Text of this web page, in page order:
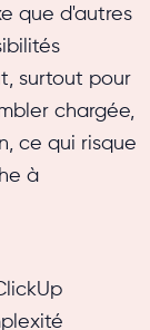
que d'autres
surtout pour
chargée,
ce qui risque
à